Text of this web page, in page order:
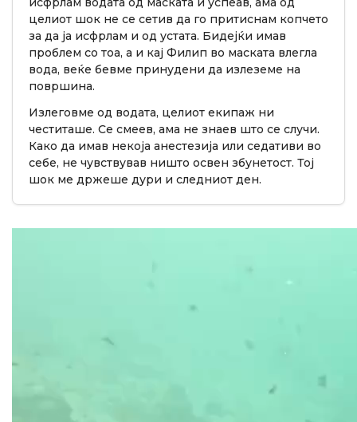
целиот шок не се сетив да го притиснам копчето
за да ја исфрлам и од устата. Бидејќи имав
проблем со тоа, а и кај Филип во маската влегла
вода, веќе бевме принудени да излеземе на
површина.
Излеговме од водата, целиот екипаж ни
честиташе. Се смеев, ама не знаев што се случи.
Како да имав некоја анестезија или седативи во
себе, не чувствував ништо освен збунетост. Тој
шок ме држеше дури и следниот ден.